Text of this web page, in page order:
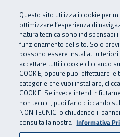
INAIL -
Navigazione
Navigazione - Ti trovi in:
Home Inail comunica Eventi
24 aprile 2019
Questo sito utilizza i cookie per
ottimizzare l’esperienza di
natura tecnica sono
funzionamento del sito. Solo
possono essere installati
accettare tutti i cookie cliccando
COOKIE, oppure puoi effettuare
categorie che vuoi installare,
COOKIE. Se invece intendi
non tecnici, puoi farlo cliccando sul
NON TECNICI o chiudendo il
consulta la nostra Informativa